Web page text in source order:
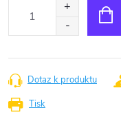
Tisk
Dotaz k produktu